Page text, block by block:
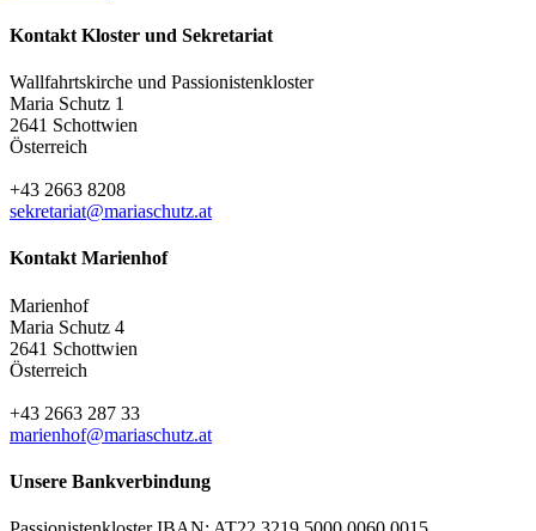
Kontakt Kloster und Sekretariat
Wallfahrtskirche und Passionistenkloster
Maria Schutz 1
2641 Schottwien
Österreich
+43 2663 8208
sekretariat@mariaschutz.at
Kontakt Marienhof
Marienhof
Maria Schutz 4
2641 Schottwien
Österreich
+43 2663 287 33
marienhof@mariaschutz.at
Unsere Bankverbindung